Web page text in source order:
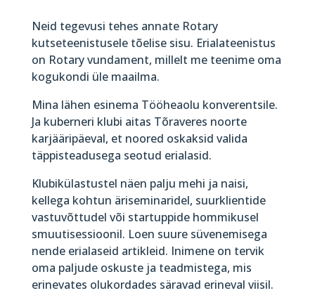
Neid tegevusi tehes annate Rotary
kutseteenistusele tõelise sisu. Erialateenistus
on Rotary vundament, millelt me teenime oma
kogukondi üle maailma.
Mina lähen esinema Tööheaolu konverentsile.
Ja kuberneri klubi aitas Tõraveres noorte
karjääripäeval, et noored oskaksid valida
täppisteadusega seotud erialasid.
Klubikülastustel näen palju mehi ja naisi,
kellega kohtun äriseminaridel, suurklientide
vastuvõttudel või startuppide hommikusel
smuutisessioonil. Loen suure süvenemisega
nende erialaseid artikleid. Inimene on tervik
oma paljude oskuste ja teadmistega, mis
erinevates olukordades säravad erineval viisil.